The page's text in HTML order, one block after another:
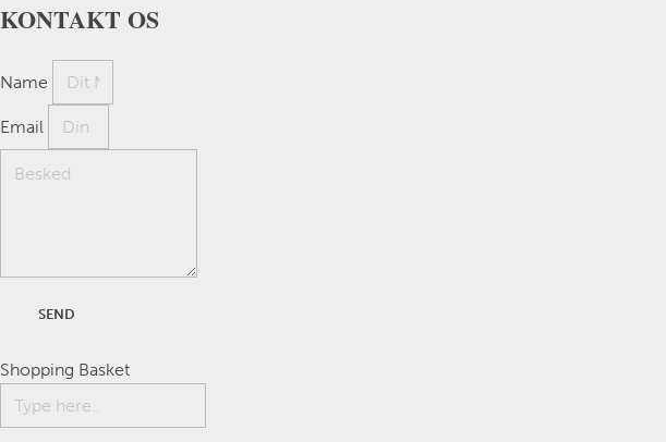
KONTAKT OS
Name
Email
SEND
Shopping Basket